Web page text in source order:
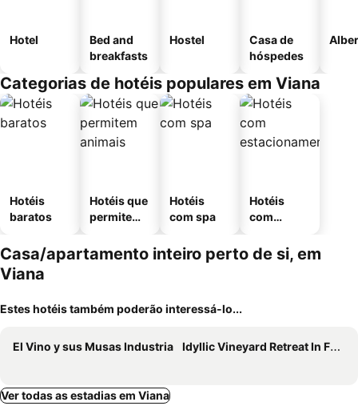
Hotel
Bed and
breakfasts
Hostel
Casa de
hóspedes
Categorias de hotéis populares em Viana
Hotéis
baratos
Hotéis que
permitem
Hotéis
com spa
Hotéis
com
mento
Casa/apartamento inteiro perto de si, em
Viana
Estes hotéis também poderão interessá-lo...
El Vino y sus Musas Industria Idyllic Vineyard Retreat In Fuenmayor
Ver todas as estadias em Viana